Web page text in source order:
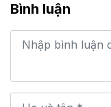
Bình luận